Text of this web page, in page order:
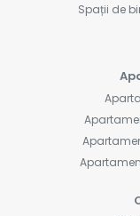
Spații de